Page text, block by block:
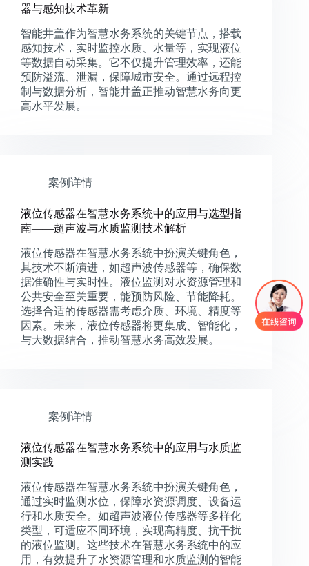
器与感知技术革新
智能井盖作为智慧水务系统的关键节点，搭载
感知技术，实时监控水质、水量等，实现液位
等数据自动采集。它不仅提升管理效率，还能
预防溢流、泄漏，保障城市安全。通过远程控
制与数据分析，智能井盖正推动智慧水务向更
高水平发展。
案例详情
液位传感器在智慧水务系统中的应用与选型指
南——超声波与水质监测技术解析
液位传感器在智慧水务系统中扮演关键角色，
其技术不断演进，如超声波传感器等，确保数
据准确性与实时性。液位监测对水资源管理和
公共安全至关重要，能预防风险、节能降耗。
选择合适的传感器需考虑介质、环境、精度等
因素。未来，液位传感器将更集成、智能化，
与大数据结合，推动智慧水务高效发展。
案例详情
液位传感器在智慧水务系统中的应用与水质监
测实践
液位传感器在智慧水务系统中扮演关键角色，
通过实时监测水位，保障水资源调度、设备运
行和水质安全。如超声波液位传感器等多样化
类型，可适应不同环境，实现高精度、抗干扰
的液位监测。这些技术在智慧水务系统中的应
用，有效提升了水资源管理和水质监测的智能